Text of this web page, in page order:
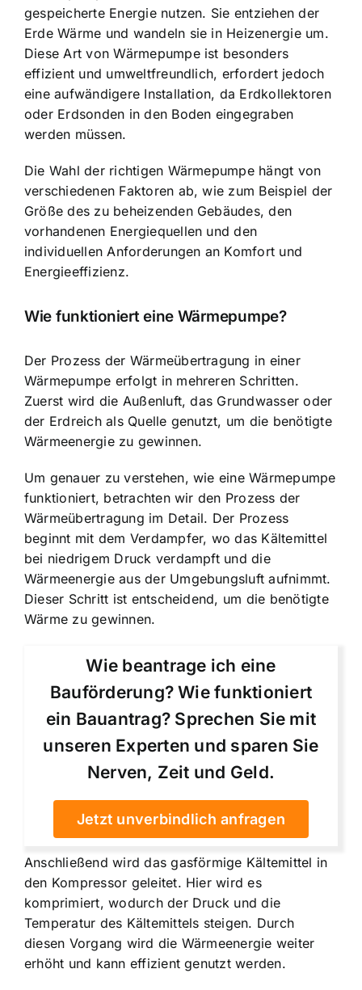
gespeicherte Energie nutzen. Sie entziehen der
Erde Wärme und wandeln sie in Heizenergie um.
Diese Art von Wärmepumpe ist besonders
effizient und umweltfreundlich, erfordert jedoch
eine aufwändigere Installation, da Erdkollektoren
oder Erdsonden in den Boden eingegraben
werden müssen.
Die Wahl der richtigen Wärmepumpe hängt von
verschiedenen Faktoren ab, wie zum Beispiel der
Größe des zu beheizenden Gebäudes, den
vorhandenen Energiequellen und den
individuellen Anforderungen an Komfort und
Energieeffizienz.
Wie funktioniert eine Wärmepumpe?
Der Prozess der Wärmeübertragung in einer
Wärmepumpe erfolgt in mehreren Schritten.
Zuerst wird die Außenluft, das Grundwasser oder
der Erdreich als Quelle genutzt, um die benötigte
Wärmeenergie zu gewinnen.
Um genauer zu verstehen, wie eine Wärmepumpe
funktioniert, betrachten wir den Prozess der
Wärmeübertragung im Detail. Der Prozess
beginnt mit dem Verdampfer, wo das Kältemittel
bei niedrigem Druck verdampft und die
Wärmeenergie aus der Umgebungsluft aufnimmt.
Dieser Schritt ist entscheidend, um die benötigte
Wärme zu gewinnen.
Wie beantrage ich eine
Bauförderung? Wie funktioniert
ein Bauantrag? Sprechen Sie mit
unseren Experten und sparen Sie
Nerven, Zeit und Geld.
Jetzt unverbindlich anfragen
Anschließend wird das gasförmige Kältemittel in
den Kompressor geleitet. Hier wird es
komprimiert, wodurch der Druck und die
Temperatur des Kältemittels steigen. Durch
diesen Vorgang wird die Wärmeenergie weiter
erhöht und kann effizient genutzt werden.